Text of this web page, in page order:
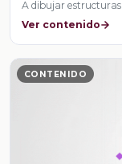
A dibujar estructuras
Ver contenido
CONTENIDO